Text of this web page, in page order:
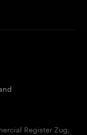
Register Zug,